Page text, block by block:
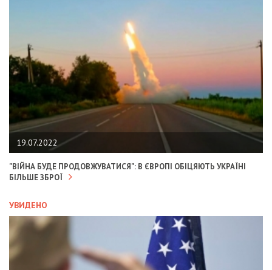
19.07.2022
"ВІЙНА БУДЕ ПРОДОВЖУВАТИСЯ": В ЄВРОПІ ОБІЦЯЮТЬ УКРАЇНІ
БІЛЬШЕ ЗБРОЇ
УВИДЕНО